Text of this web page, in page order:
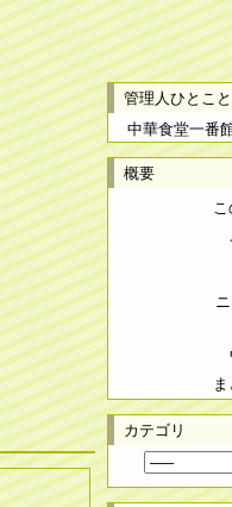
管理人ひとこと
中華食堂一番
概要
カテゴリ